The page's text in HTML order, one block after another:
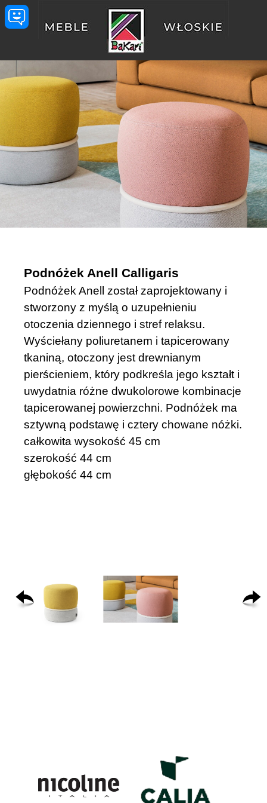
Przejdź do treści
Podnóżek Anell Calligaris
Podnóżek Anell został zaprojektowany i
stworzony z myślą o uzupełnieniu
otoczenia dziennego i stref relaksu.
Wyściełany poliuretanem i tapicerowany
tkaniną, otoczony jest drewnianym
pierścieniem, który podkreśla jego kształt i
uwydatnia różne dwukolorowe kombinacje
tapicerowanej powierzchni. Podnóżek ma
sztywną podstawę i cztery chowane nóżki.
całkowita wysokość 45 cm
szerokość 44 cm
głębokość 44 cm